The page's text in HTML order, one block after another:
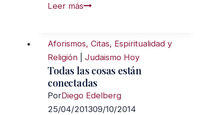
Leer más¿Por
tantos
judíos
les
molesta
Purim?
Aforismos, Citas, Espiritualidad y
Religión |Judaismo Hoy
Todas las cosas están
conectadas
PorDiego Edelberg
25/04/201309/10/2014